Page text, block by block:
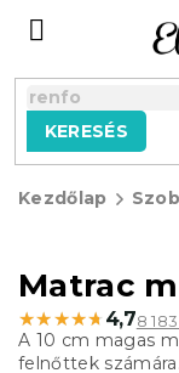
tartalomhoz
KERESÉS
Kezdőlap
Matrac
★★★★★
★★★★★ 4,78
A 10 cm magas
felnőttek számára.